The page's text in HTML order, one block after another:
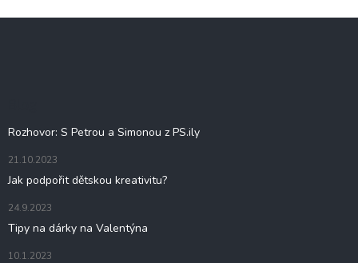
Rozhovor: S Petrou a Simonou z PS.ily
21.10.2023
Jak podpořit dětskou kreativitu?
24.9.2023
Tipy na dárky na Valentýna
10.1.2023